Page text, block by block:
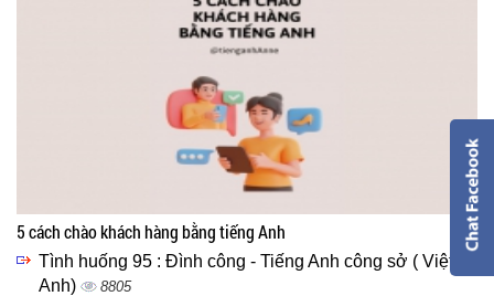
5 cách chào khách hàng bằng tiếng Anh
Tình huống 95 : Đình công - Tiếng Anh công sở ( Việt -
Anh)
8805